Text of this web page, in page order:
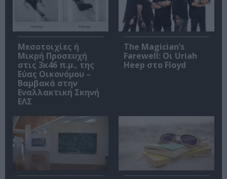
Μεσοτοιχίες ή
Μικρή Προσευχή
στις 3κ46 π.μ., της
Εύας Οικονόμου –
Βαμβακά στην
Εναλλακτική Σκηνή
ΕΛΣ
The Magician’s
Farewell: Οι Uriah
Heep στο Floyd